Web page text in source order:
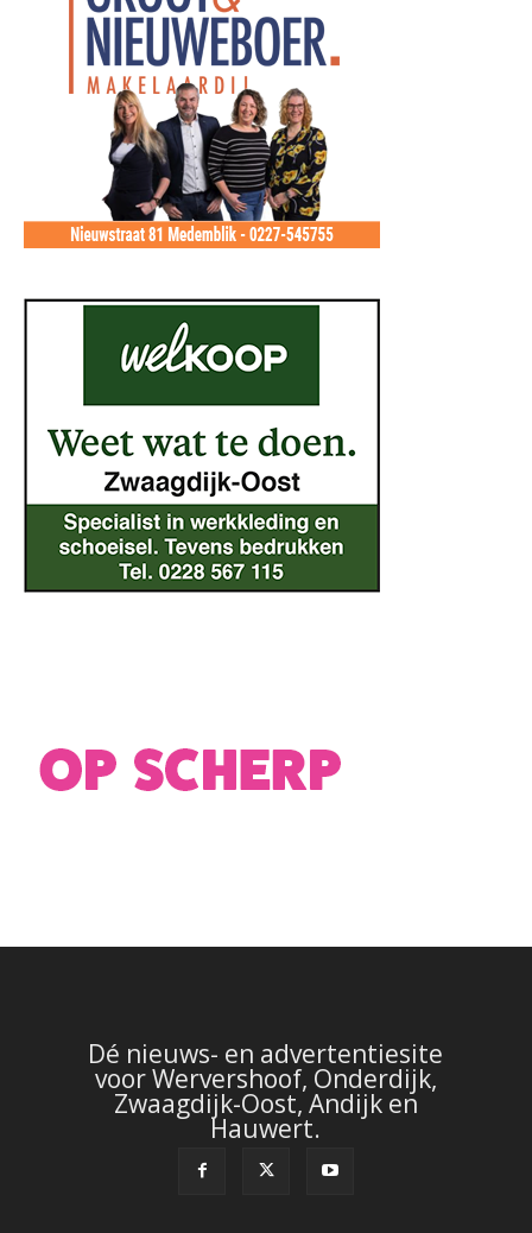
Dé nieuws- en advertentiesite
voor Wervershoof, Onderdijk,
Zwaagdijk-Oost, Andijk en
Hauwert.